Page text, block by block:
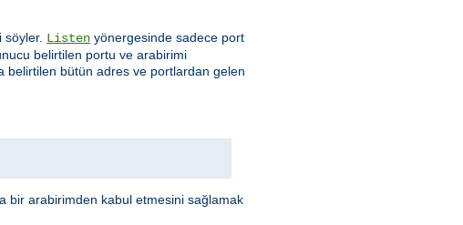
Listen yönergesinde sadece port
belirtilen portu ve arabirimi
belirtilen bütün adres ve portlardan gelen
bir arabirimden kabul etmesini sağlamak